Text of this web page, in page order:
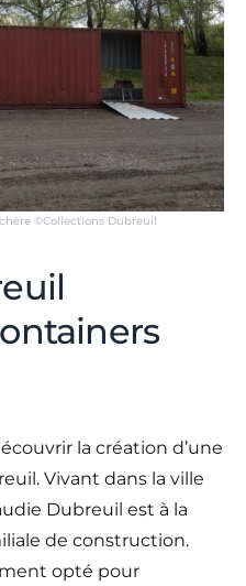
©Collections Dubreuil
la création d’une
Vivant dans la ville
Dubreuil est à la
de construction.
opté pour